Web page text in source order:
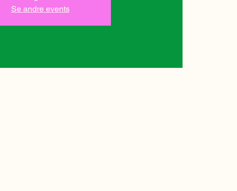
Se andre events